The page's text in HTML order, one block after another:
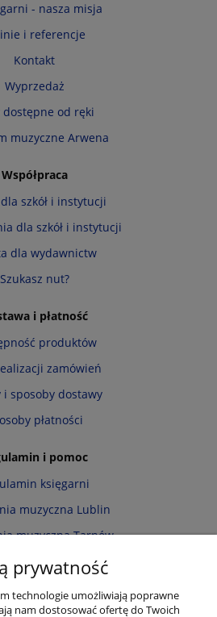
- nasza misja
i referencje
Kontakt
Wyprzedaż
dostępne od ręki
muzyczne Arwena
Współpraca
szkół i instytucji
dla szkół i instytucji
dla wydawnictw
Szukasz nut?
i płatność
produktów
zamówień
i sposoby dostawy
płatności
i pomoc
księgarni
muzyczna Lublin
muzyczna Tarnów
o cookies
i reklamacje
prywatność
technologie umożliwiają poprawne
nam dostosować ofertę do Twoich